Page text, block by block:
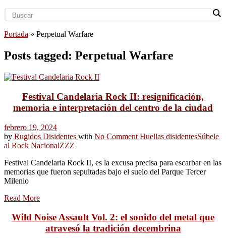
Portada » Perpetual Warfare
Posts tagged: Perpetual Warfare
Festival Candelaria Rock II: resignificación,
memoria e interpretación del centro de la ciudad
febrero 19, 2024
by Rugidos Disidentes with No Comment Huellas disidentesSúbele
al Rock NacionalZZZ
Festival Candelaria Rock II, es la excusa precisa para escarbar en las
memorias que fueron sepultadas bajo el suelo del Parque Tercer
Milenio
Read More
Wild Noise Assault Vol. 2: el sonido del metal que
atravesó la tradición decembrina